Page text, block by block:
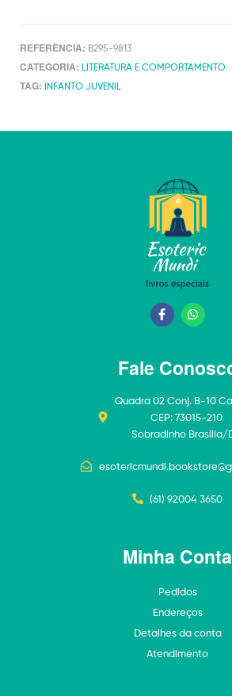
REFERÊNCIA: B295-9813
CATEGORIA: LITERATURA E COMPORTAMENTO
TAG: INFANTO JUVENIL
Fale
Quadra 02 Conj. B-10
CEP: 73015-210
Sobradinho Brasília/
(61) 92004 3650
Minha Conta
Pedidos
Endereços
Detalhes da conta
Atendimento